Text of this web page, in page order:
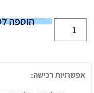
הוספה
אפשרויות רכישה: